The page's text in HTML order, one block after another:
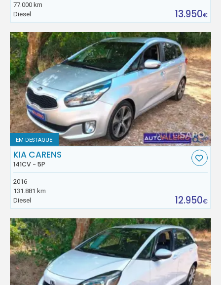
77.000 km
Diesel
13.950€
EM DESTAQUE
KIA CARENS
141CV - 5P
2016
131.881 km
Diesel
12.950€